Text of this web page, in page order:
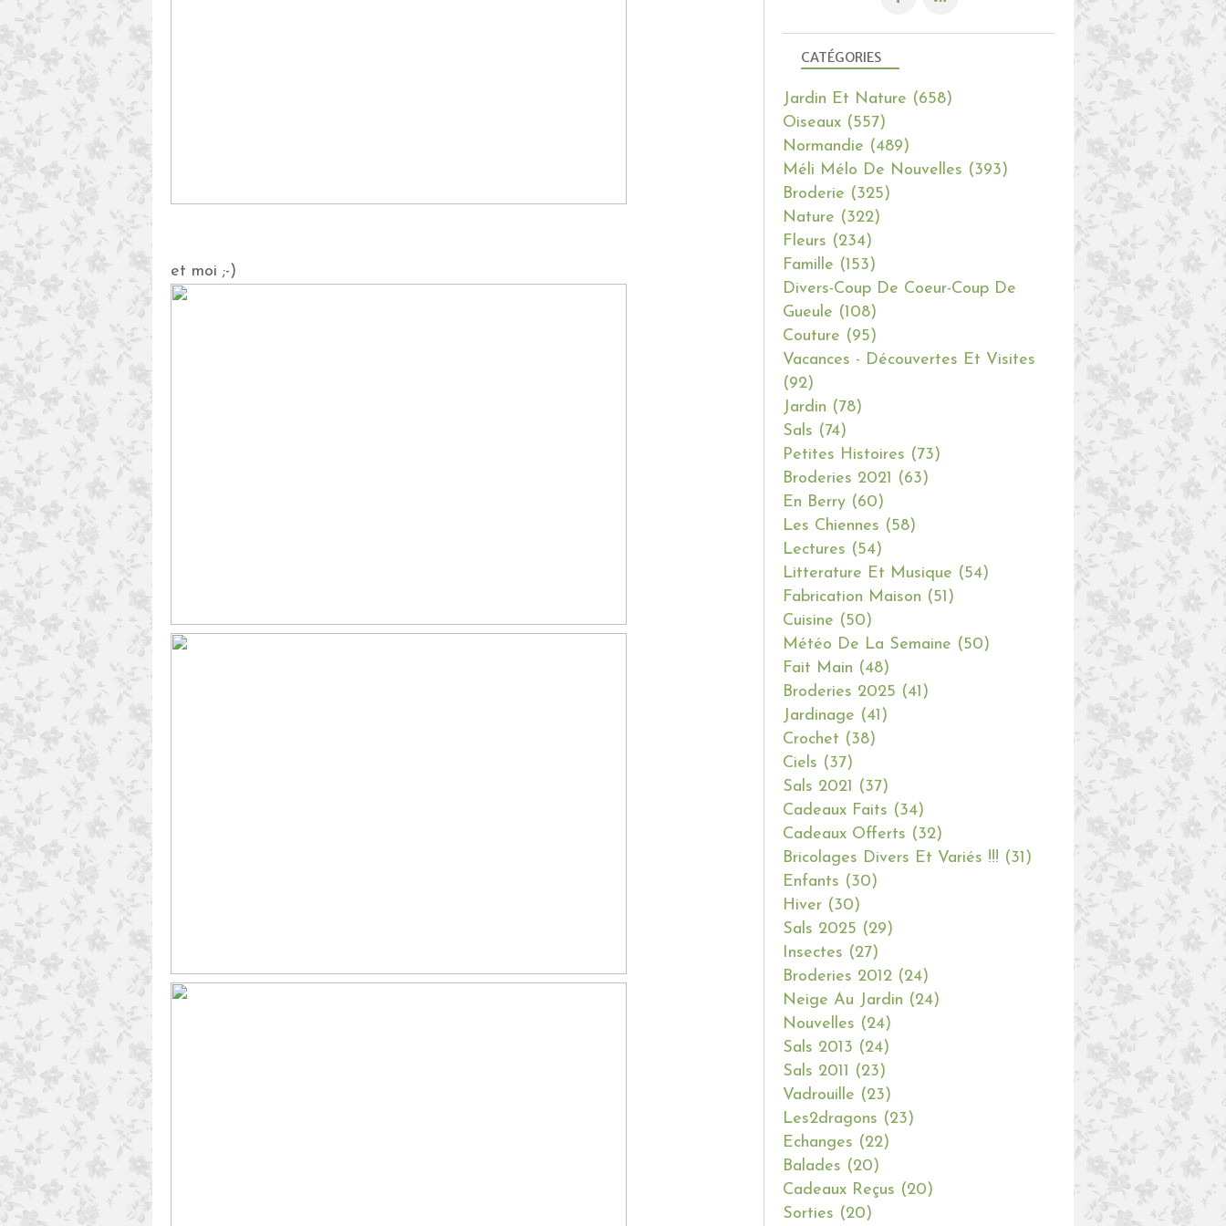
et moi ;-)
CATÉGORIES
Jardin Et Nature (658)
Oiseaux (557)
Normandie (489)
Méli Mélo De Nouvelles (393)
Broderie (325)
Nature (322)
Fleurs (234)
Famille (153)
Divers-Coup De Coeur-Coup De
Gueule (108)
Couture (95)
Vacances - Découvertes Et Visites
(92)
Jardin (78)
Sals (74)
Petites Histoires (73)
Broderies 2021
(63)
En Berry (60)
Les Chiennes (58)
Lectures (54)
Litterature Et Musique (54)
Fabrication Maison (51)
Cuisine (50)
Météo De La Semaine (50)
Fait Main (48)
Broderies 2025 (41)
Jardinage (41)
Crochet (38)
Ciels (37)
Sals 2021
(37)
Cadeaux Faits (34)
Cadeaux Offerts (32)
Bricolages Divers Et Variés !!! (31)
Enfants (30)
Hiver (30)
Sals 2025 (29)
Insectes (27)
Broderies 2012 (24)
Neige Au Jardin (24)
Nouvelles (24)
Sals 2013 (24)
Sals 2011
(23)
Vadrouille (23)
Les2dragons (23)
Echanges (22)
Balades (20)
Cadeaux Reçus (20)
Sorties (20)